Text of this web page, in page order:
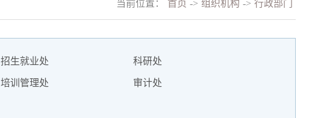
当前位置： 首页 -> 组织机构 -> 行政部门
招生就业处 科研处
培训管理处 审计处